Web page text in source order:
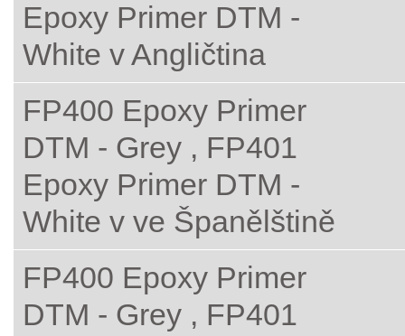
Epoxy Primer DTM -
White v Angličtina
FP400 Epoxy Primer
DTM - Grey , FP401
Epoxy Primer DTM -
White v ve Španělštině
FP400 Epoxy Primer
DTM - Grey , FP401